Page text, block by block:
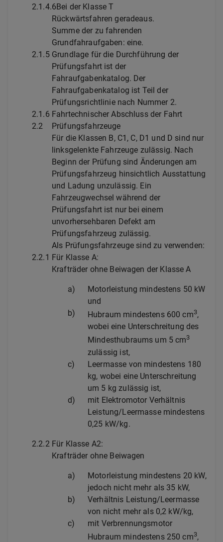
2.1.4.6Bei der Klasse T
Rückwärtsfahren geradeaus.
Summe der zu fahrenden
Grundfahraufgaben: eine.
2.1.5 Grundlage für die Durchführung der
Prüfungsfahrt ist der
Fahraufgabenkatalog. Der
Fahraufgabenkatalog ist Teil der
Prüfungsrichtlinie nach Nummer 2.
2.1.6 Fahrtechnischer Abschluss der Fahrt
2.2
Prüfungsfahrzeuge
Für die Klassen B, C1, C, D1 und D sind nur
linksgelenkte Fahrzeuge zulässig. Nach
Beginn der Prüfung sind Änderungen am
Prüfungsfahrzeug hinsichtlich Ausstattung
und Ladung unzulässig. Ein
Fahrzeugwechsel während der
Prüfungsfahrt ist nur bei einem
unvorhersehbaren Defekt am
Prüfungsfahrzeug zulässig.
Als Prüfungsfahrzeuge sind zu verwenden:
2.2.1 Für Klasse A:
Krafträder ohne Beiwagen der Klasse A
a)
Motorleistung mindestens 50 kW
und
b)
Hubraum mindestens 600 cm3,
wobei eine Unterschreitung des
Mindesthubraums um 5 cm3
zulässig ist,
c)
Leermasse von mindestens 180
kg, wobei eine Unterschreitung
um 5 kg zulässig ist,
d)
mit Elektromotor Verhältnis
Leistung/Leermasse mindestens
0,25 kW/kg.
2.2.2 Für Klasse A2:
Krafträder ohne Beiwagen
a)
Motorleistung mindestens 20 kW,
jedoch nicht mehr als 35 kW,
b)
Verhältnis Leistung/Leermasse
von nicht mehr als 0,2 kW/kg,
c)
mit Verbrennungsmotor
Hubraum mindestens 250 cm3,